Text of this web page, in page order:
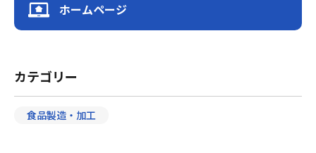
ホームページ
カテゴリー
食品製造・加工